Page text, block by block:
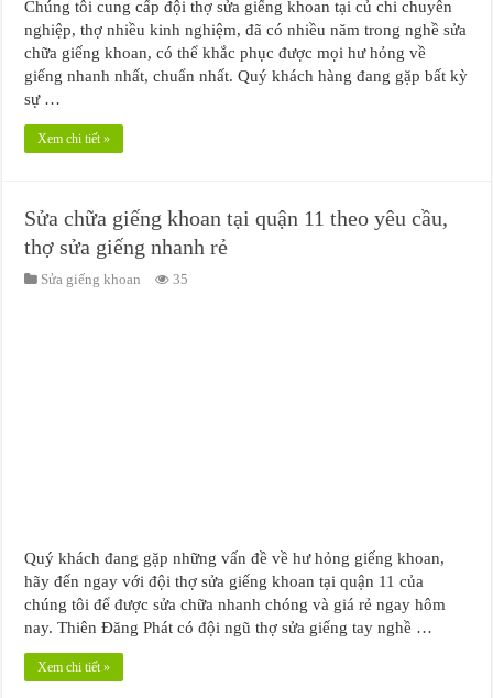
Chúng tôi cung cấp đội thợ sửa giếng khoan tại củ chi chuyên
nghiệp, thợ nhiều kinh nghiệm, đã có nhiều năm trong nghề sửa
chữa giếng khoan, có thể khắc phục được mọi hư hỏng về
giếng nhanh nhất, chuẩn nhất. Quý khách hàng đang gặp bất kỳ
sự …
Xem chi tiết »
Sửa chữa giếng khoan tại quận 11 theo yêu cầu,
thợ sửa giếng nhanh rẻ
Sửa giếng khoan 35
Quý khách đang gặp những vấn đề về hư hỏng giếng khoan,
hãy đến ngay với đội thợ sửa giếng khoan tại quận 11 của
chúng tôi để được sửa chữa nhanh chóng và giá rẻ ngay hôm
nay. Thiên Đăng Phát có đội ngũ thợ sửa giếng tay nghề …
Xem chi tiết »